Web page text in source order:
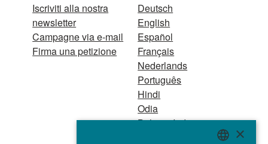
Iscriviti alla nostra
newsletter
Campagne via e-mail
Firma una petizione
Deutsch
English
Español
Français
Nederlands
Português
Hindi
Odia
Bahasa Indonesia
×